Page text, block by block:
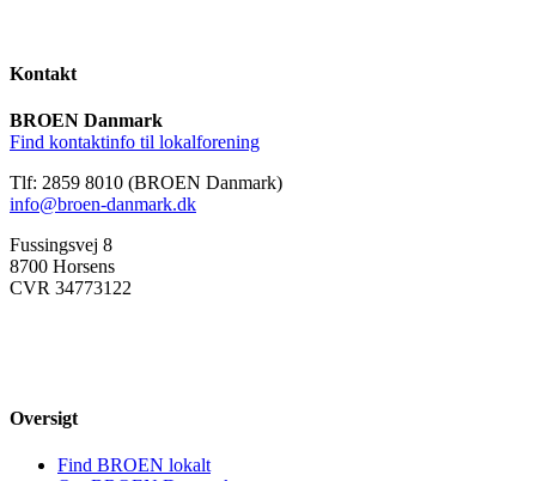
Kontakt
BROEN Danmark
Find kontaktinfo til lokalforening
Tlf: 2859 8010 (BROEN Danmark)
info@broen-danmark.dk
Fussingsvej 8
8700 Horsens
CVR 34773122
Oversigt
Find BROEN lokalt